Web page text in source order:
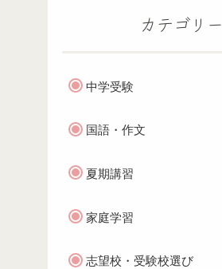
カテゴリー
中学受験
国語・作文
夏期講習
家庭学習
志望校・受験校選び